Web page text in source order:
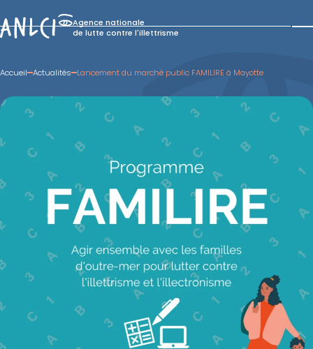
to
content
Agence nationale
de lutte contre l'illettrisme
Accueil Actualités Lancement du marché public FAMILIRE à Mayotte